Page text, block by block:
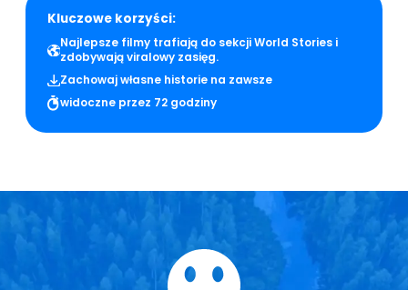
Kluczowe korzyści:
Najlepsze filmy trafiają do sekcji World Stories i
zdobywają viralowy zasięg.
Zachowaj własne historie na zawsze
widoczne przez 72 godziny